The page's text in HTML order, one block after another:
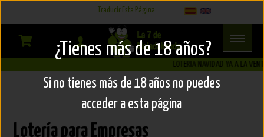
Lotería
para
Empresas
LOTERIA NAVIDAD YA A LA
Lotería para Empresas
Traducir Esta Página Select Language
¿Tienes más de 18 años?
Si no tienes más de 18 años no puedes
acceder a esta página